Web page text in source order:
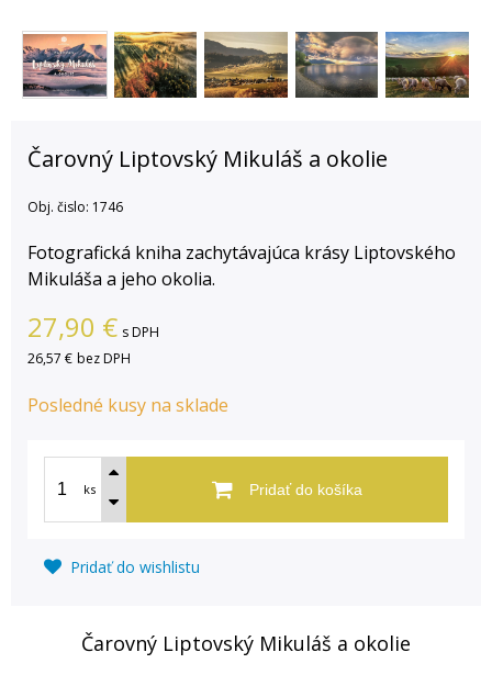
Čarovný Liptovský Mikuláš a okolie
Obj. čislo: 1746
Fotografická kniha zachytávajúca krásy Liptovského
Mikuláša a jeho okolia.
27,90 € s DPH
26,57 € bez DPH
Posledné kusy na sklade
ks Pridať do košíka
Pridať do wishlistu
Čarovný Liptovský Mikuláš a okolie